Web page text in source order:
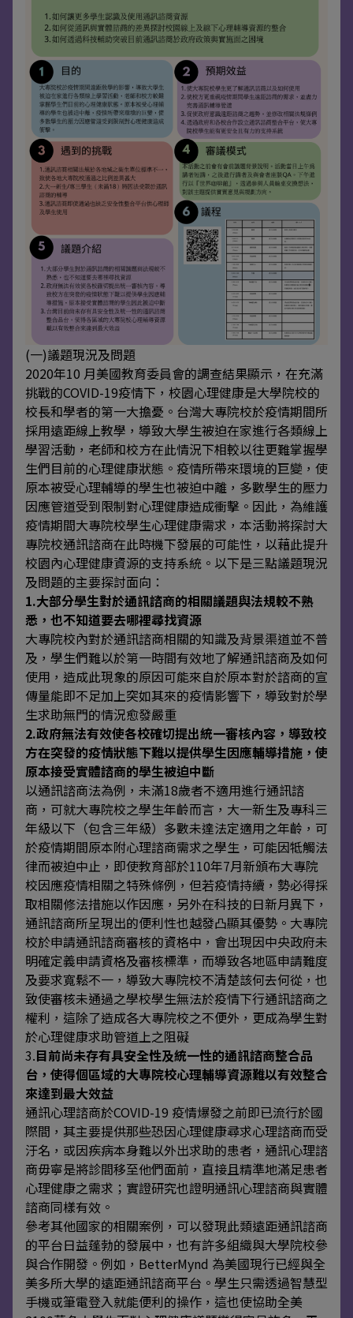
(一)議題現況及問題
2020年10 月美國教育委員會的調查結果顯示，在充滿
挑戰的COVID-19疫情下，校園心理健康是大學院校的
校長和學者的第一大擔憂。台灣大專院校於疫情期間所
採用遠距線上教學，導致大學生被迫在家進行各類線上
學習活動，老師和校方在此情況下相較以往更難掌握學
生們目前的心理健康狀態。疫情所帶來環境的巨變，使
原本被受心理輔導的學生也被迫中離，多數學生的壓力
因應管道受到限制對心理健康造成衝擊。因此，為維護
疫情期間大專院校學生心理健康需求，本活動將探討大
專院校通訊諮商在此時機下發展的可能性，以藉此提升
校園內心理健康資源的支持系統。以下是三點議題現況
及問題的主要探討面向：
1.大部分學生對於通訊諮商的相關議題與法規較不熟
悉，也不知道要去哪裡尋找資源
大專院校內對於通訊諮商相關的知識及背景渠道並不普
及，學生們難以於第一時間有效地了解通訊諮商及如何
使用，造成此現象的原因可能來自於原本對於諮商的宣
傳量能即不足加上突如其來的疫情影響下，導致對於學
生求助無門的情況愈發嚴重
2.政府無法有效使各校確切提出統一審核內容，導致校
方在突發的疫情狀態下難以提供學生因應輔導措施，使
原本接受實體諮商的學生被迫中斷
以通訊諮商法為例，未滿18歲者不適用進行通訊諮
商，可就大專院校之學生年齡而言，大一新生及專科三
年級以下（包含三年級）多數未達法定適用之年齡，可
於疫情期間原本附心理諮商需求之學生，可能因牴觸法
律而被迫中止，即使教育部於110年7月新頒布大專院
校因應疫情相關之特殊條例，但若疫情持續，勢必得採
取相關修法措施以作因應，另外在科技的日新月異下，
通訊諮商所呈現出的便利性也越發凸顯其優勢。大專院
校於申請通訊諮商審核的資格中，會出現因中央政府未
明確定義申請資格及審核標準，而導致各地區申請難度
及要求寬鬆不一，導致大專院校不清楚該何去何從，也
致使審核未通過之學校學生無法於疫情下行通訊諮商之
權利，這除了造成各大專院校之不便外，更成為學生對
於心理健康求助管道上之阻礙
3.目前尚未存有具安全性及統一性的通訊諮商整合品
台，使得個區域的大專院校心理輔導資源難以有效整合
來達到最大效益
通訊心理諮商於COVID-19 疫情爆發之前即已流行於國
際間，其主要提供那些恐因心理健康尋求心理諮商而受
汙名，或因疾病本身難以外出求助的患者，通訊心理諮
商毋寧是將診間移至他們面前，直接且精準地滿足患者
心理健康之需求；實證研究也證明通訊心理諮商與實體
諮商同樣有效。
參考其他國家的相關案例，可以發現此類遠距通訊諮商
的平台日益蓬勃的發展中，也有許多組織與大學院校參
與合作開發。例如，BetterMynd 為美國現行已經與全
美多所大學的遠距通訊諮商平台。學生只需透過智慧型
手機或筆電登入就能便利的操作，這也使協助全美